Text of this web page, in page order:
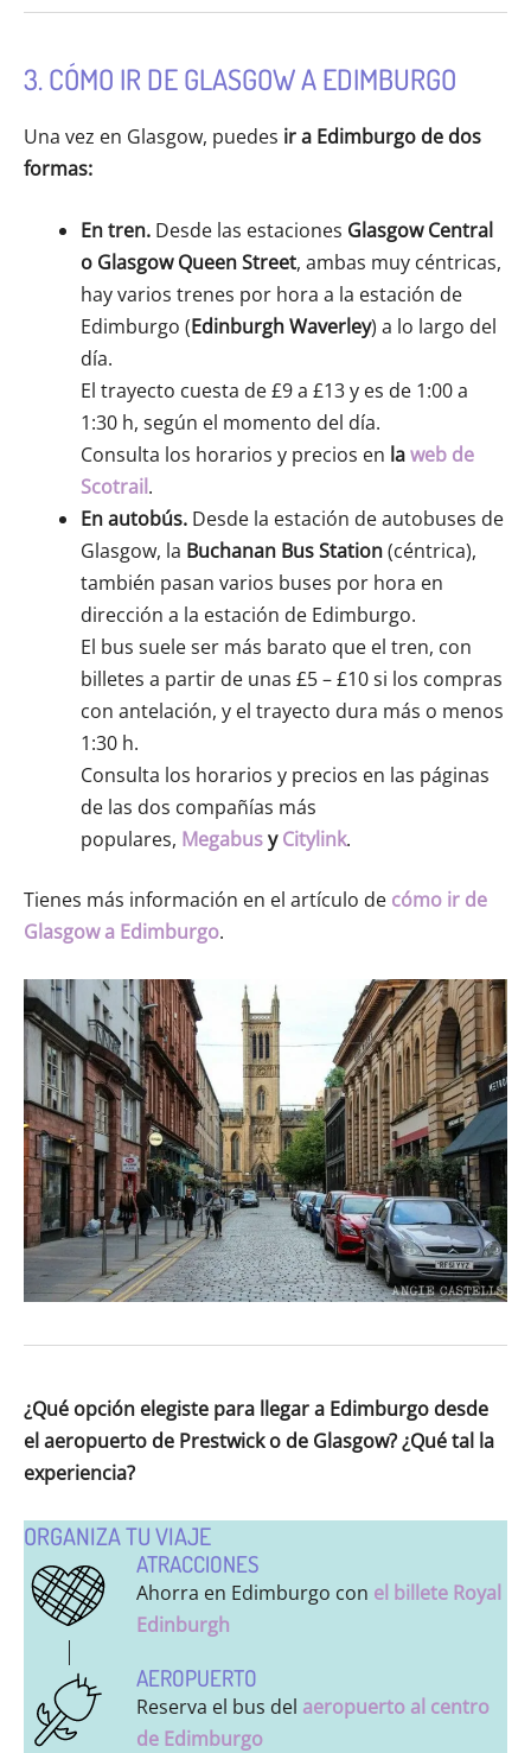
3. CÓMO IR DE GLASGOW A EDIMBURGO
Una vez en Glasgow, puedes ir a Edimburgo de dos
formas:
En tren. Desde las estaciones Glasgow Central
o Glasgow Queen Street, ambas muy céntricas,
hay varios trenes por hora a la estación de
Edimburgo (Edinburgh Waverley) a lo largo del
día.
El trayecto cuesta de £9 a £13 y es de 1:00 a
1:30 h, según el momento del día.
Consulta los horarios y precios en laweb de
Scotrail.
En autobús. Desde la estación de autobuses de
Glasgow, la Buchanan Bus Station(céntrica),
también pasan varios buses por hora en
dirección a la estación de Edimburgo.
El bus suele ser más barato que el tren, con
billetes a partir de unas £5 – £10 si los compras
con antelación, y el trayecto dura más o menos
1:30 h.
Consulta los horarios y precios en las páginas
de las dos compañías más
populares, MegabusyCitylink.
Tienes más información en el artículo de cómo ir de
Glasgow a Edimburgo.
¿Qué opción elegiste para llegar a Edimburgo desde
el aeropuerto de Prestwick o de Glasgow? ¿Qué tal la
experiencia?
ORGANIZA TU VIAJE
ATRACCIONES
Ahorra en Edimburgo con el billete Royal
Edinburgh
AEROPUERTO
Reserva el bus del aeropuerto al centro
de Edimburgo